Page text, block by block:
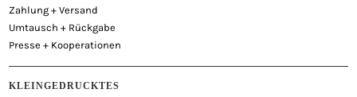
Zahlung + Versand
Umtausch + Rückgabe
Presse + Kooperationen
KLEINGEDRUCKTES